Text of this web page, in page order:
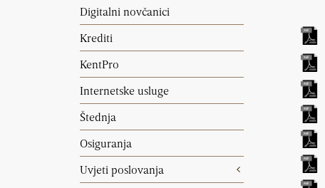
Digitalni novčanici
Krediti
KentPro
Internetske usluge
Štednja
Osiguranja
Uvjeti poslovanja